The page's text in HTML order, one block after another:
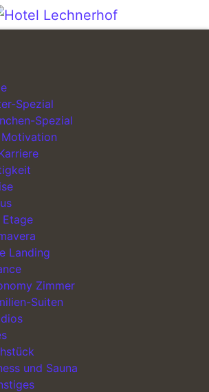
Spezial
Spezial
Etage
Landing
Zimmer
Suiten
und Sauna
Lechnerhof
First Class Hotel in München
Tegernsee
Ihnen die perfekte Location für Ihre